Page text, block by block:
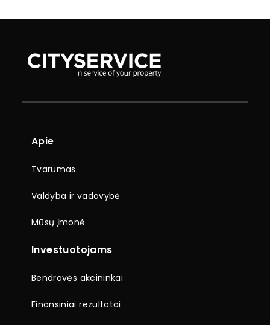
Apie
Tvarumas
Valdyba ir vadovybė
Mūsų įmonė
Investuotojams
Bendrovės akcininkai
Finansiniai rezultatai